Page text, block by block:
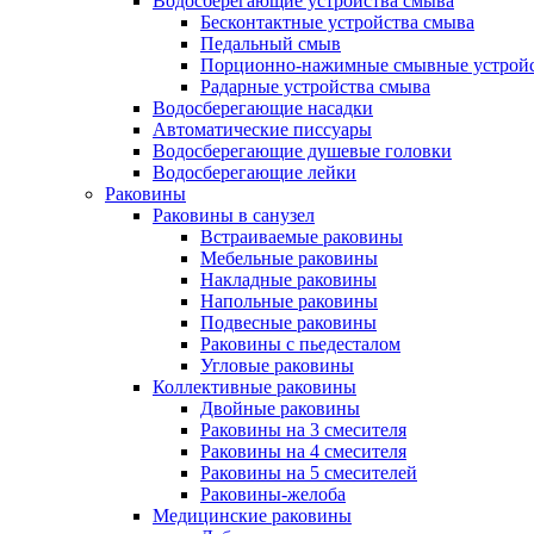
Бесконтактные устройства смыва
Педальный смыв
Порционно-нажимные смывные
Радарные устройства смыва
Водосберегающие насадки
Автоматические писсуары
Водосберегающие душевые головки
Водосберегающие лейки
Раковины
Раковины в санузел
Встраиваемые раковины
Мебельные раковины
Накладные раковины
Напольные раковины
Подвесные раковины
Раковины с пьедесталом
Угловые раковины
Коллективные раковины
Двойные раковины
Раковины на 3 смесителя
Раковины на 4 смесителя
Раковины на 5 смесителей
Раковины-желоба
Медицинские раковины